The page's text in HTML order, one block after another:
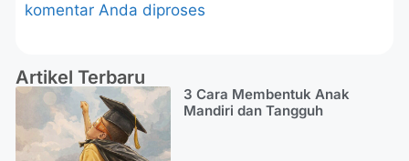
komentar Anda diproses
Artikel Terbaru
3 Cara Membentuk Anak
Mandiri dan Tangguh